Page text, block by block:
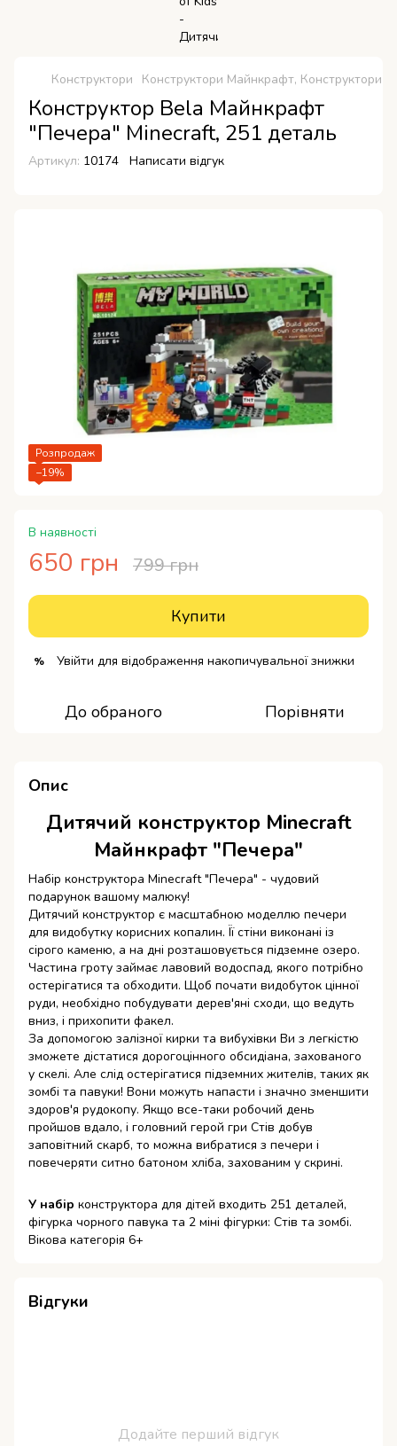
Конструктори Конструктори Майнкрафт, Конструктори
Конструктор Bela Майнкрафт
"Печера" Minecraft, 251 деталь
Артикул: 10174 Написати відгук
Розпродаж
−19%
В наявності
650 грн 799 грн
Купити
% Увійти для відображення накопичувальної знижки
До обраного Порівняти
Опис
Дитячий конструктор Minecraft
Майнкрафт "Печера"
Набір конструктора Minecraft "Печера" - чудовий
подарунок вашому малюку!
Дитячий конструктор є масштабною моделлю печери
для видобутку корисних копалин. Її стіни виконані із
сірого каменю, а на дні розташовується підземне озеро.
Частина гроту займає лавовий водоспад, якого потрібно
остерігатися та обходити. Щоб почати видобуток цінної
руди, необхідно побудувати дерев'яні сходи, що ведуть
вниз, і прихопити факел.
За допомогою залізної кирки та вибухівки Ви з легкістю
зможете дістатися дорогоцінного обсидіана, захованого
у скелі. Але слід остерігатися підземних жителів, таких як
зомбі та павуки! Вони можуть напасти і значно зменшити
здоров'я рудокопу. Якщо все-таки робочий день
пройшов вдало, і головний герой гри Стів добув
заповітний скарб, то можна вибратися з печери і
повечеряти ситно батоном хліба, захованим у скрині.
У набір конструктора для дітей входить 251 деталей,
фігурка чорного павука та 2 міні фігурки: Стів та зомбі.
Вікова категорія 6+
Відгуки
Додайте перший відгук